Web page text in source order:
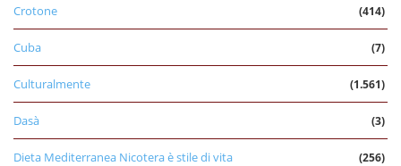
Crotone (414)
Cuba (7)
Culturalmente (1.561)
Dasà (3)
Dieta Mediterranea Nicotera è stile di vita (256)